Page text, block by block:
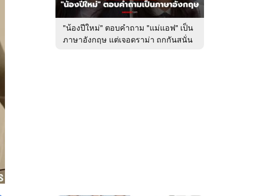
"น้องปีใหม่" ตอบคำถาม "แม่แอฟ" เป็น
ภาษาอังกฤษ แต่เจอดราม่า ถกกันสนั่น